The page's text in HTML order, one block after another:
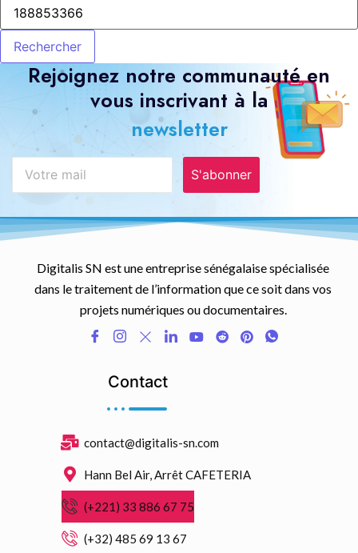
Rejoignez notre communauté en
vous inscrivant à la
newsletter
S'abonner
Digitalis SN est une entreprise sénégalaise spécialisée
dans le traitement de l’information que ce soit dans vos
projets numériques ou documentaires.
Contact
contact@digitalis-sn.com
Hann Bel Air, Arrêt CAFETERIA
(+221) 33 886 67 75
(+32) 485 69 13 67